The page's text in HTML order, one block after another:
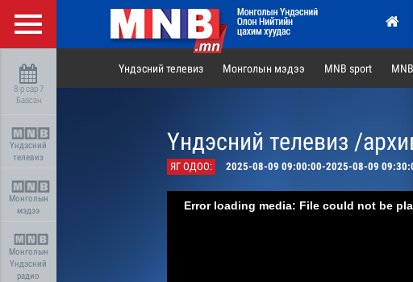
8-р сар 7
Баасан
Үндэсний
телевиз
Монголын
мэдээ
Монголын
Үндэсний
радио
Үндэсний телевиз Монголын мэдээ MNB sport
Үндэсний телевиз /
ЯГ ОДОО: 2025-08-09 09:00:00-2025-08-09
Error loading media: File could not be